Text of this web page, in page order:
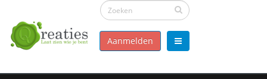
Aanmelden